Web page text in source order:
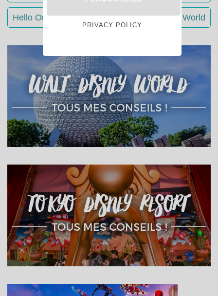
Hello Orlando : conseils séjour Walt Disney World
PRIVACY POLICY